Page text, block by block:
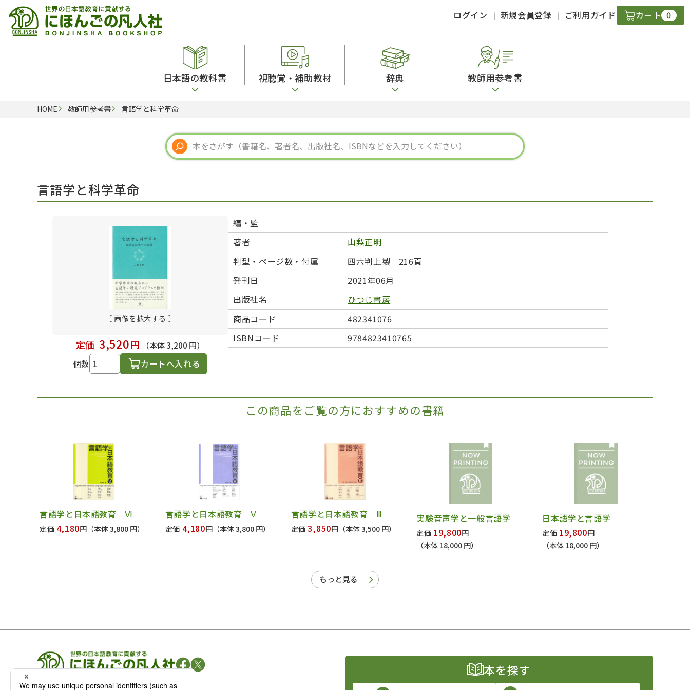
ログイン 新規会員登録 ご利用ガイド カート 0
日本語の教科書
留学生向け専門分野
子ども向け
文法
発音・聴解
作文
練習問題
日本語能力試験対策
日本留学試験対策
日本語学習関連副読本
視聴覚・補助教材
カード・ゲーム・絵教材
絵本・子ども向け補助 図表
辞典
スペイン語辞典
中国語辞典
ドイツ語辞典
ポルトガル語辞典
ロシア語辞典
語学・文法辞典
表現・用字用語辞典 比較文化辞典
教師用参考書
語彙・意味
文章・談話・表現
表記
言語学
多言語社会・言語政策
言語の諸相
アカデミック・スキル
HOME 教師用参考書 言語学と科学革命
言語学と科学革命
［ 画像を拡大する ］
定価 3,520円
（本体 3,200 円）
個数
カートへ入れる
編・監
著者
山梨正明
判型・ページ数・付属
四六判上製 216頁
発刊日
2021年06月
出版社名
ひつじ書房
商品コード
482341076
ISBNコード
9784823410765
この商品をご覧の方におすすめの書籍
言語学と日本語教育 Ⅵ
定価 4,180円 （本体 3,800 円）
言語学と日本語教育 Ⅴ
定価 4,180円 （本体 3,800 円）
言語学と日本語教育 Ⅲ
定価3,850円 （本体 3,500 円）
実験音声学と一般言語学
定価 19,800円
（本体 18,000 円）
日本語学と言語学
定価 19,800円
（本体 18,000 円）
もっと見る
本を探す